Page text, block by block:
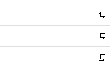
開
く
ウ
で
開
く
ン
ド
ウ
で
開
く
ウ
ィ
ン
ド
ウ
で
開
し
い
ウ
ィ
ン
ド
ウ
新
し
い
ウ
ィ
ン
新
し
い
ウ
新